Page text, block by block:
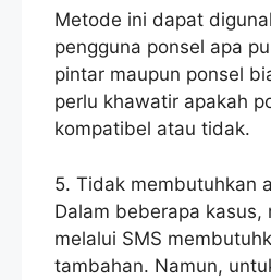
Metode ini dapat
pengguna ponsel apa
pintar maupun ponsel
perlu khawatir apakah
kompatibel atau tidak.
5. Tidak membutuhkan
Dalam beberapa kasus,
melalui SMS
tambahan. Namun,